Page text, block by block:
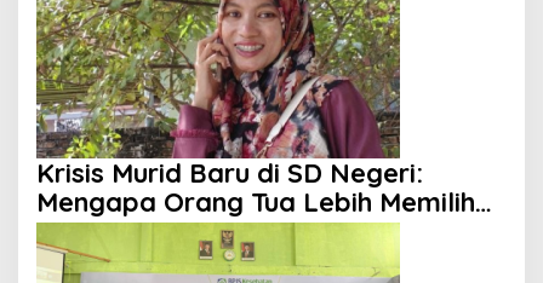
Krisis Murid Baru di SD Negeri:
Mengapa Orang Tua Lebih Memilih
Sekolah Swasta?